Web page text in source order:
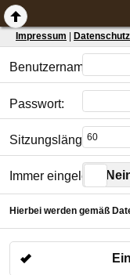
Impressum
Benutzername:
Passwort:
Sitzungslänge in
Immer eingeloggt
Ja